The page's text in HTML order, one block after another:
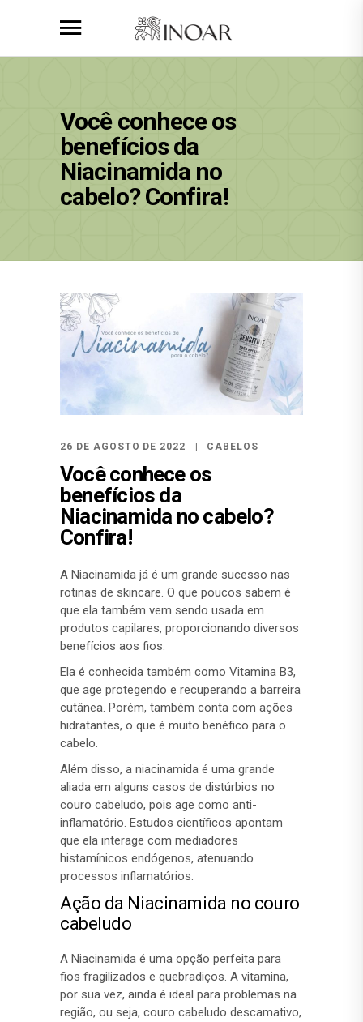
Você conhece os
benefícios da
Niacinamida no
cabelo? Confira!
26 DE AGOSTO DE 2022 CABELOS
Você conhece os
benefícios da
Niacinamida no cabelo?
Confira!
A Niacinamida já é um grande sucesso nas
rotinas de skincare. O que poucos sabem é
que ela também vem sendo usada em
produtos capilares, proporcionando diversos
benefícios aos fios.
Ela é conhecida também como Vitamina B3,
que age protegendo e recuperando a barreira
cutânea. Porém, também conta com ações
hidratantes, o que é muito benéfico para o
cabelo.
Além disso, a niacinamida é uma grande
aliada em alguns casos de distúrbios no
couro cabeludo, pois age como anti-
inflamatório. Estudos científicos apontam
que ela interage com mediadores
histamínicos endógenos, atenuando
processos inflamatórios.
Ação da Niacinamida no couro
cabeludo
A Niacinamida é uma opção perfeita para
fios fragilizados e quebradiços. A vitamina,
por sua vez, ainda é ideal para problemas na
região, ou seja, couro cabeludo descamativo,